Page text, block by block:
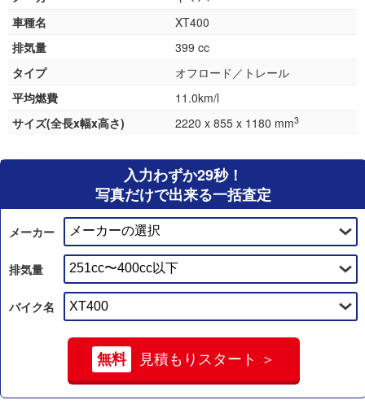
車種名
XT400
排気量
399 cc
タイプ
オフロード／トレール
平均燃費
11.0km/l
サイズ(全長x幅x高さ)
2220 x 855 x 1180 mm3
入力わずか29秒！
写真だけで出来る一括査定
メーカー
排気量
バイク名
無料 見積もりスタート ＞